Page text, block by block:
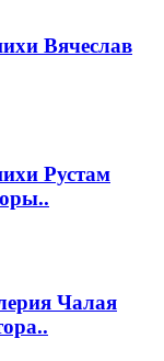
Вячеслав
Рустам
Чалая